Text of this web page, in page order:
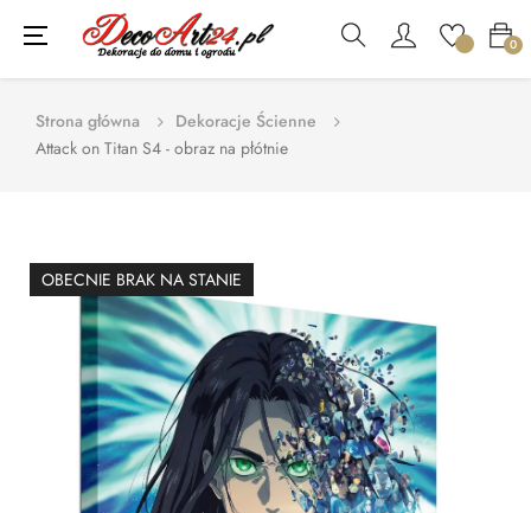
0
Toggle
navigation
☰
Strona główna
Dekoracje Ścienne
Attack on Titan S4 - obraz na płótnie
OBECNIE BRAK NA STANIE